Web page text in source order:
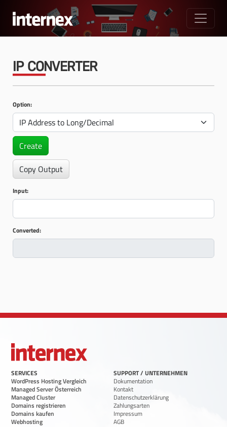
IP CONVERTER
Option:
Create
Copy Output
Input:
Converted:
SERVICES
WordPress Hosting Vergleich
Managed Server Österreich
Managed Cluster
Domains registrieren
Domains kaufen
Webhosting
SUPPORT / UNTERNEHMEN
Dokumentation
Kontakt
Datenschutzerklärung
Zahlungsarten
Impressum
AGB